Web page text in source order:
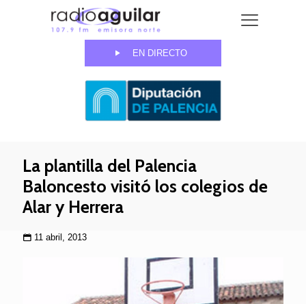
EN DIRECTO
La plantilla del Palencia
Baloncesto visitó los colegios de
Alar y Herrera
11 abril, 2013